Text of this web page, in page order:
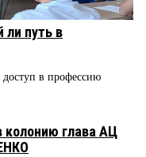
ли путь в
доступ в профессию
колонию глава АЦ